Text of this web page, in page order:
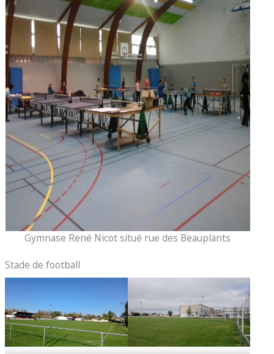
Gymnase René Nicot situé rue des Beauplants
Stade de football